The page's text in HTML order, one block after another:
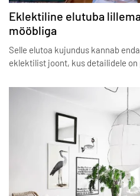
Eklektiline elutuba
mööbliga
Selle elutoa kujundus kannab
eklektilist joont, kus detailidele